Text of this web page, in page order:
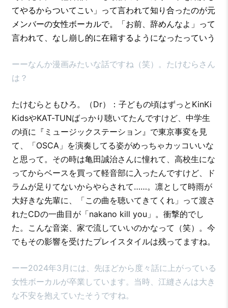
てやるからついてこい」って言われて知り合ったのが元
メンバーの女性ボーカルで。「お前、辞めんなよ」って
言われて、なし崩し的に在籍するようになったっていう
ーーなんか漫画みたいな話ですね（笑）。たけむらさん
は？
たけむらともひろ。（Dr）：子どもの頃はずっとKinKi
KidsやKAT-TUNばっかり聴いてたんですけど、中学生
の頃に『ミュージックステーション』で東京事変を見
て、「OSCA」を演奏してる姿がめっちゃカッコいいな
と思って。その時は亀田誠治さんに憧れて、高校生にな
ってからベースを買って軽音部に入ったんですけど、ド
ラムが足りてないからやらされて……。凛として時雨が
大好きな先輩に、「この曲を聴いてきてくれ」って渡さ
れたCDの一曲目が「nakano kill you」。衝撃的でし
た。こんな音楽、家で流していいのかなって（笑）。今
でもその影響を受けたプレイスタイルは残ってますね。
ーー2024年3月には、先ほどから度々話に上がっている
女性ボーカルが卒業しています。当時、江縫さんは大き
な不安を抱えていたそうですね。